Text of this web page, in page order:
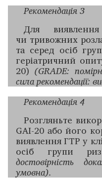
Рекомендація 3
Для
чи тривожних
та серед осіб
геріатричний
20) (GRADE:
сила рекомендації:
Рекомендація 4
Розгляньте
GAI-20 або його
­виявлення ГТР у
осіб групи
достовірність
умовна).